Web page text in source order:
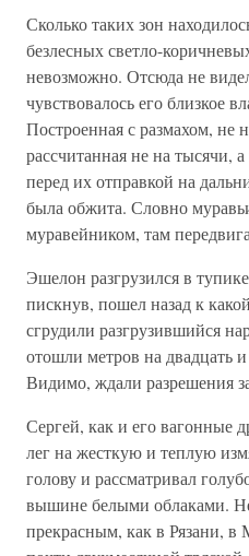
Сколько таких зон
безлесных светло-
невозможно. Отсюда не
чувствовалось его близкое
Построенная с размахом, не
рассчитанная не на тысячи,
перед их отправкой на
была обжита. Словно
муравейником, там
Эшелон разгрузился в
пискнув, пошел назад к
сгрудили разгрузившийся
отошли метров на двадцать
Видимо, ждали разрешения
Сергей, как и его вагонные
лег на жесткую и теплую
голову и рассматривал
вышине белыми облаками.
прекрасным, как в Рязани, в